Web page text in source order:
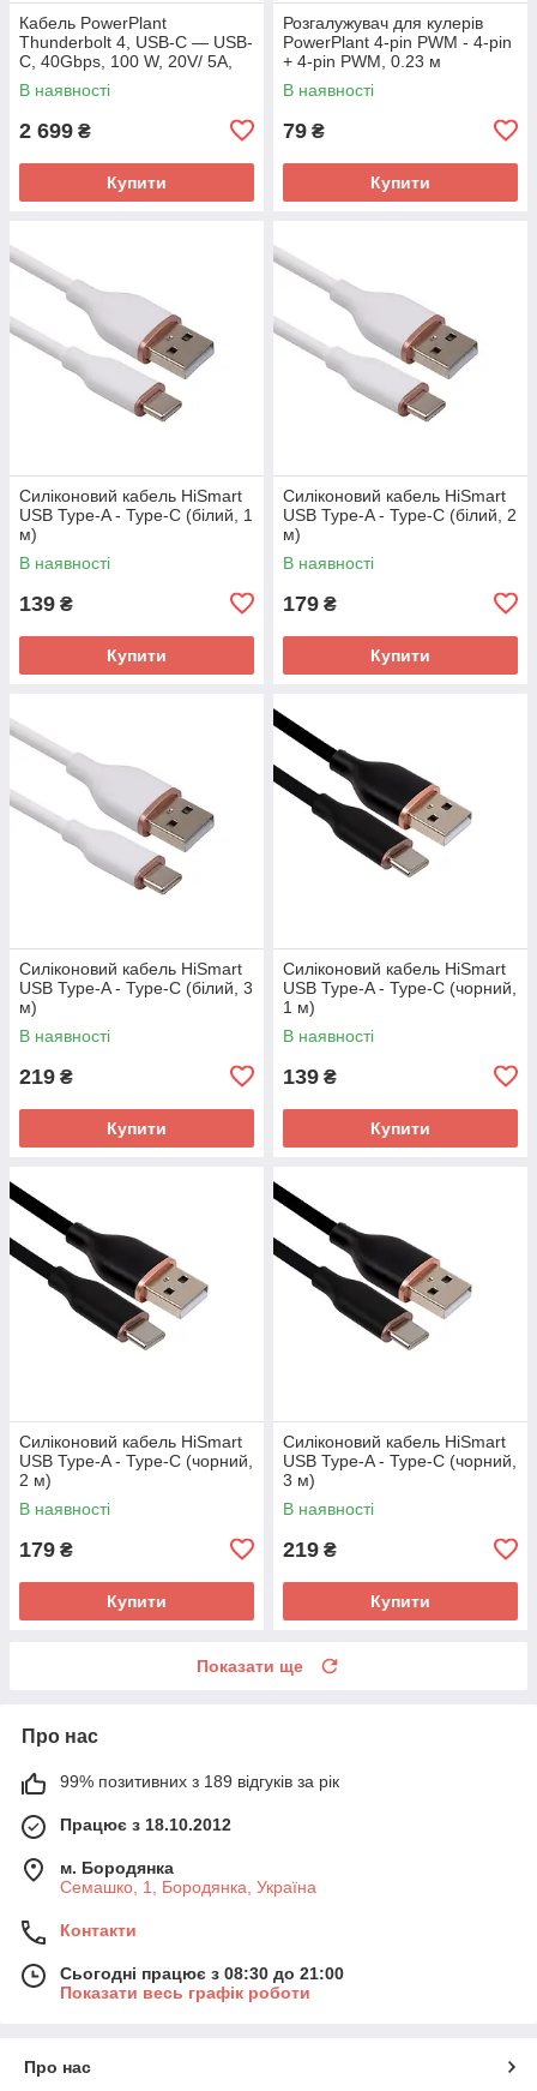
Кабель PowerPlant
Thunderbolt 4, USB-C — USB-
C, 40Gbps, 100 W, 20V/ 5A,
8K/60HZ, 2 м
В наявності
2 699 ₴
Купити
Розгалужувач для кулерів
PowerPlant 4-pin PWM - 4-pin
+ 4-pin PWM, 0.23 м
В наявності
79 ₴
Купити
Силіконовий кабель HiSmart
USB Type-A - Type-C (білий, 1
м)
В наявності
139 ₴
Купити
Силіконовий кабель HiSmart
USB Type-A - Type-C (білий, 2
м)
В наявності
179 ₴
Купити
Силіконовий кабель HiSmart
USB Type-A - Type-C (білий, 3
м)
В наявності
219 ₴
Купити
Силіконовий кабель HiSmart
USB Type-A - Type-C (чорний,
1 м)
В наявності
139 ₴
Купити
Силіконовий кабель HiSmart
USB Type-A - Type-C (чорний,
2 м)
В наявності
179 ₴
Купити
Силіконовий кабель HiSmart
USB Type-A - Type-C (чорний,
3 м)
В наявності
219 ₴
Купити
Показати ще
Про нас
99% позитивних з 189 відгуків за рік
Працює з 18.10.2012
м. Бородянка
Семашко, 1, Бородянка, Україна
Контакти
Сьогодні працює з 08:30 до 21:00
Показати весь графік роботи
Про нас